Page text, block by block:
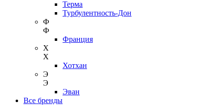
Терма
Турбулентность-Дон
Ф
Ф
Франция
Х
Х
Хотхан
Э
Э
Эван
Все бренды